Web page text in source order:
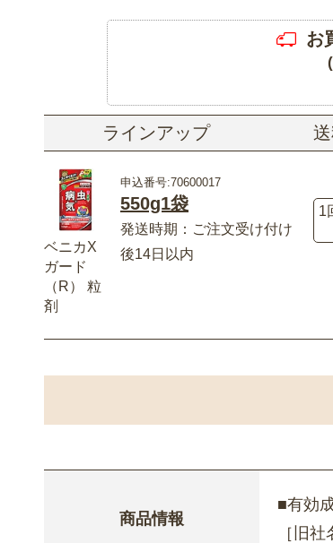
お
ラインアップ
ベニカX
ガード
（R） 粒
剤
申込番号:70600017
550g1袋
発送時期：ご注文受け付け
後14日以内
1
商品情報
■有効
［旧